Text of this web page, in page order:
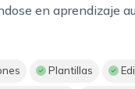
en aprendizaje
Plantillas